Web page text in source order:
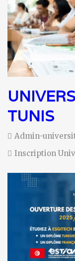
TUNIS
Admin-
Inscription